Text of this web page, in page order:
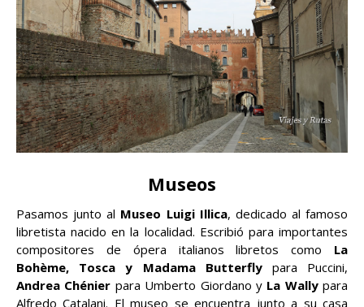
Museos
Pasamos junto al Museo Luigi Illica, dedicado al famoso
libretista nacido en la localidad. Escribió para importantes
compositores de ópera italianos libretos como La
Bohème, Tosca y Madama Butterflypara Puccini,
Andrea Chénier para Umberto Giordano y La Wallypara
Alfredo Catalani. El museo se encuentra junto a su casa